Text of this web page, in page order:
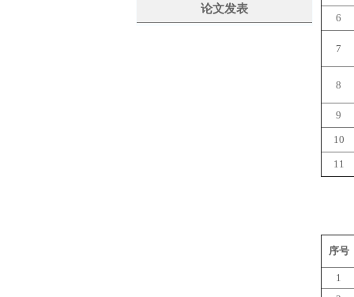
论文发表
6
7
8
9
10
11
序号
1